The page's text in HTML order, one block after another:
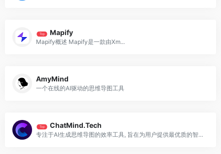
Top Mapify
Mapify概述 Mapify是一款由Xm...
AmyMind
一个在线的AI驱动的思维导图工具
Top ChatMind.Tech
专注于AI生成思维导图的效率工具, 旨在为用户提供最优质的智能化思维导图方案